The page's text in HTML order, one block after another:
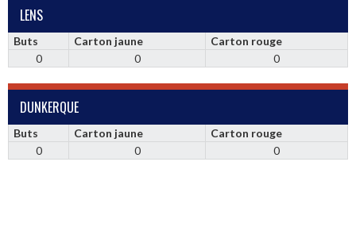
LENS
Buts Carton jaune
Carton rouge
0
0 0
DUNKERQUE
Buts Carton jaune
Carton rouge
0
0 0